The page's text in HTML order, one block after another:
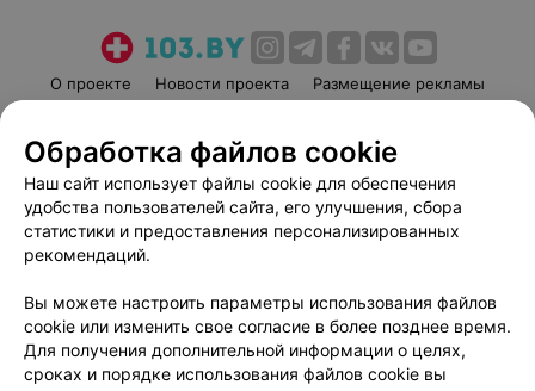
О проекте Новости проекта
Размещение рекламы
Пользовательское соглашение
Способы оплаты
Вакансии
Партнеры
Написать руководителю 103.by
Обработка персональных данных
Обработка файлов cookie
Наш сайт использует файлы cookie для обеспечения
удобства пользователей сайта, его улучшения, сбора
статистики и предоставления персонализированных
рекомендаций.
Вы можете настроить параметры использования файлов
cookie или изменить свое согласие в более позднее время.
Для получения дополнительной информации о целях,
сроках и порядке использования файлов cookie вы